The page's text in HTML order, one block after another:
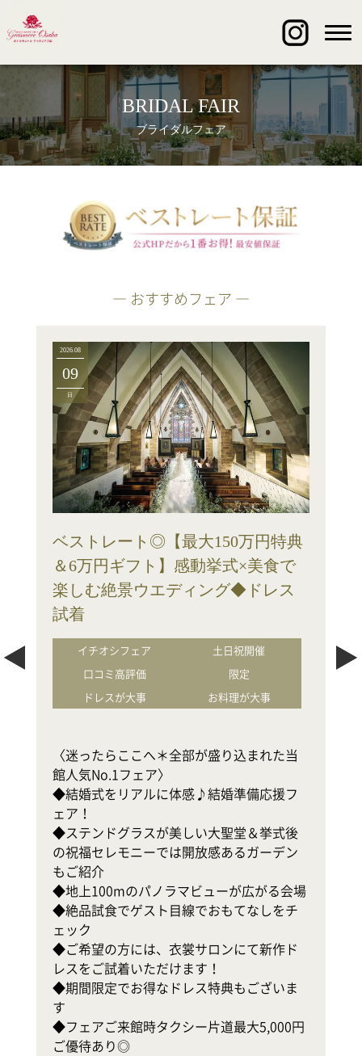
BRIDAL FAIR
ブライダルフェア
― おすすめフェア ―
2026.08
09
日
ベストレート◎【最大150万円特典
＆6万円ギフト】感動挙式×美食で
楽しむ絶景ウエディング◆ドレス
試着
イチオシフェア
土日祝開催
口コミ高評価
限定
ドレスが大事
お料理が大事
〈迷ったらここへ＊全部が盛り込まれた当
館人気No.1フェア〉
◆結婚式をリアルに体感♪結婚準備応援フ
ェア！
◆ステンドグラスが美しい大聖堂＆挙式後
の祝福セレモニーでは開放感あるガーデン
もご紹介
◆地上100mのパノラマビューが広がる会場
◆絶品試食でゲスト目線でおもてなしをチ
ェック
◆ご希望の方には、衣裳サロンにて新作ド
レスをご試着いただけます！
◆期間限定でお得なドレス特典もございま
す
◆フェアご来館時タクシー片道最大5,000円
ご優待あり◎